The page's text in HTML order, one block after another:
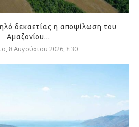
δεκαετίας η αποψίλωση του
Αμαζονίου...
8 Αυγούστου 2026, 8:30